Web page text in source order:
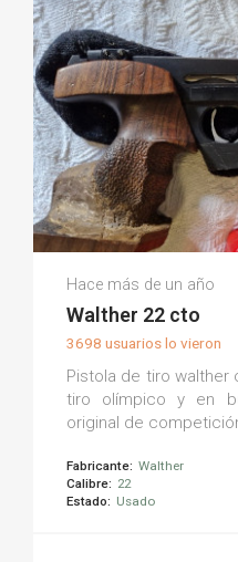
Jorge T.
Hace más de un año
Walther 22 cto
3698 usuarios lo vieron
Pistola de tiro walther
tiro olímpico y en
original de
Fabricante: Walther
Calibre: 22
Estado: Usado